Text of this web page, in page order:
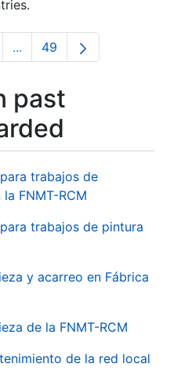
...Intermediate Pages Use
Page
49
past
trabajos de
FNMT-RCM
trabajos de pintura
y acarreo en Fábrica
de la FNMT-RCM
de la red local